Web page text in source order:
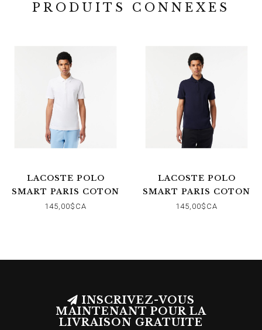
PRODUITS CONNEXES
LACOSTE POLO
SMART PARIS COTON
STRETCH BLANC
145,00$CA
LACOSTE POLO
SMART PARIS COTON
STRETCH MARINE
145,00$CA
INSCRIVEZ-VOUS
MAINTENANT POUR LA
LIVRAISON GRATUITE